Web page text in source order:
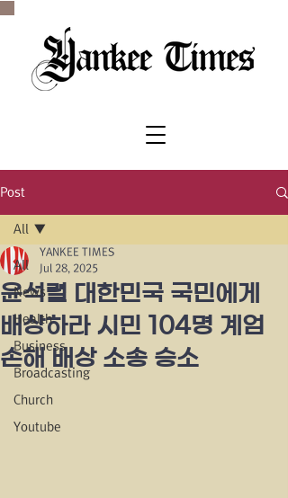
Post
All
News
Health
Business
Broadcasting
Church
Youtube
All
윤석렬 대한민국 국민에게
배상하라 시민 104명 계엄
손해 배상 소송 승소
YANKEE TIMES
Jul 28, 2025